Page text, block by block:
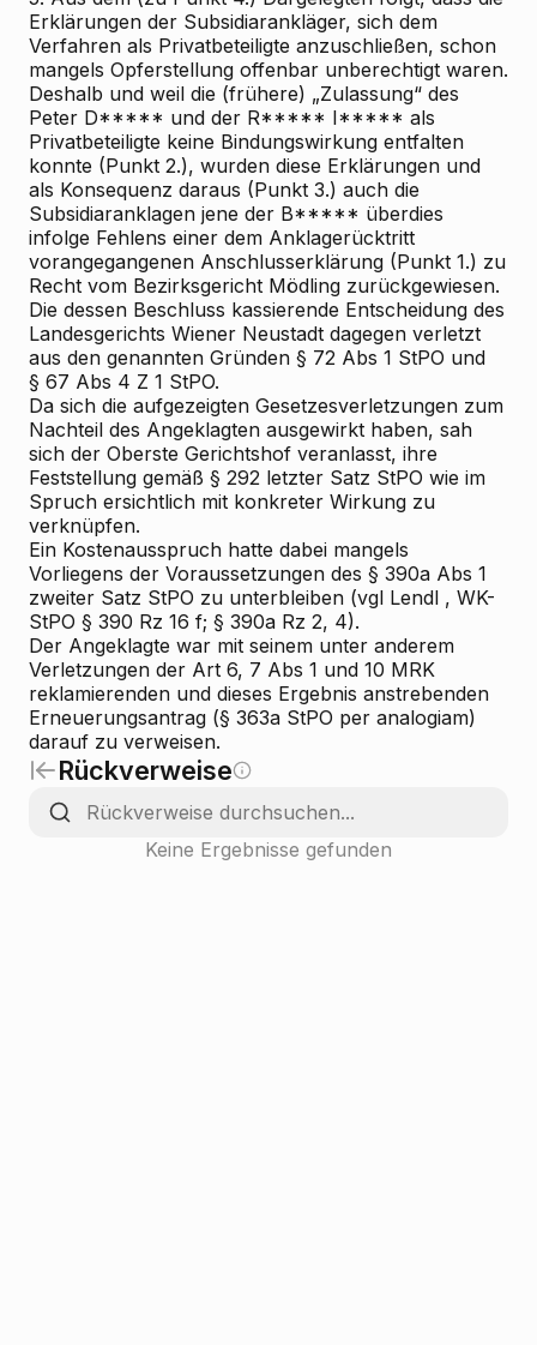
Erklärungen der Subsidiarankläger, sich dem
Verfahren als Privatbeteiligte anzuschließen, schon
mangels Opferstellung offenbar unberechtigt waren.
Deshalb und weil die (frühere) „Zulassung“ des
Peter D***** und der R***** I***** als
Privatbeteiligte keine Bindungswirkung entfalten
konnte (Punkt 2.), wurden diese Erklärungen und
als Konsequenz daraus (Punkt 3.) auch die
Subsidiaranklagen jene der B***** überdies
infolge Fehlens einer dem Anklagerücktritt
vorangegangenen Anschlusserklärung (Punkt 1.) zu
Recht vom Bezirksgericht Mödling zurückgewiesen.
Die dessen Beschluss kassierende Entscheidung des
Landesgerichts Wiener Neustadt dagegen verletzt
aus den genannten Gründen § 72 Abs 1 StPO und
§ 67 Abs 4 Z 1 StPO.
Da sich die aufgezeigten Gesetzesverletzungen zum
Nachteil des Angeklagten ausgewirkt haben, sah
sich der Oberste Gerichtshof veranlasst, ihre
Feststellung gemäß § 292 letzter Satz StPO wie im
Spruch ersichtlich mit konkreter Wirkung zu
verknüpfen.
Ein Kostenausspruch hatte dabei mangels
Vorliegens der Voraussetzungen des § 390a Abs 1
zweiter Satz StPO zu unterbleiben (vgl Lendl , WK-
StPO § 390 Rz 16 f; § 390a Rz 2, 4).
Der Angeklagte war mit seinem unter anderem
Verletzungen der Art 6, 7 Abs 1 und 10 MRK
reklamierenden und dieses Ergebnis anstrebenden
Erneuerungsantrag (§ 363a StPO per analogiam)
darauf zu verweisen.
Rückverweise
Keine Ergebnisse gefunden